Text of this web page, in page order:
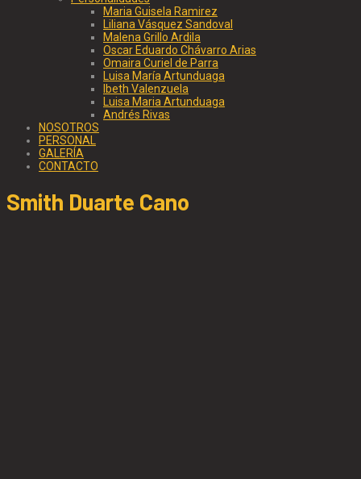
Maria Guisela Ramirez
Liliana Vásquez Sandoval
Malena Grillo Ardila
Oscar Eduardo Chávarro Arias
Omaira Curiel de Parra
Luisa María Artunduaga
Ibeth Valenzuela
Luisa Maria Artunduaga
Andrés Rivas
NOSOTROS
PERSONAL
GALERÍA
CONTACTO
Smith Duarte Cano